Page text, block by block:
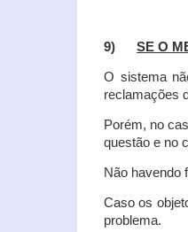
9) SE O
O sistema
reclamações
Porém, no
questão e no
Não havendo
Caso os
problema.